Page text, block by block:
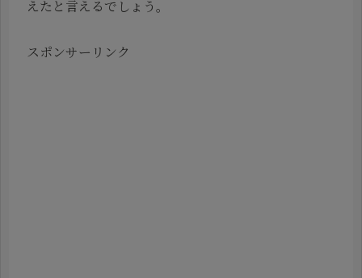
えたと言えるでしょう。
スポンサーリンク